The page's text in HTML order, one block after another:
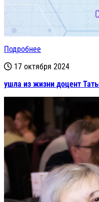
Подробнее
17 октября 2024
ушла из жизни доцент